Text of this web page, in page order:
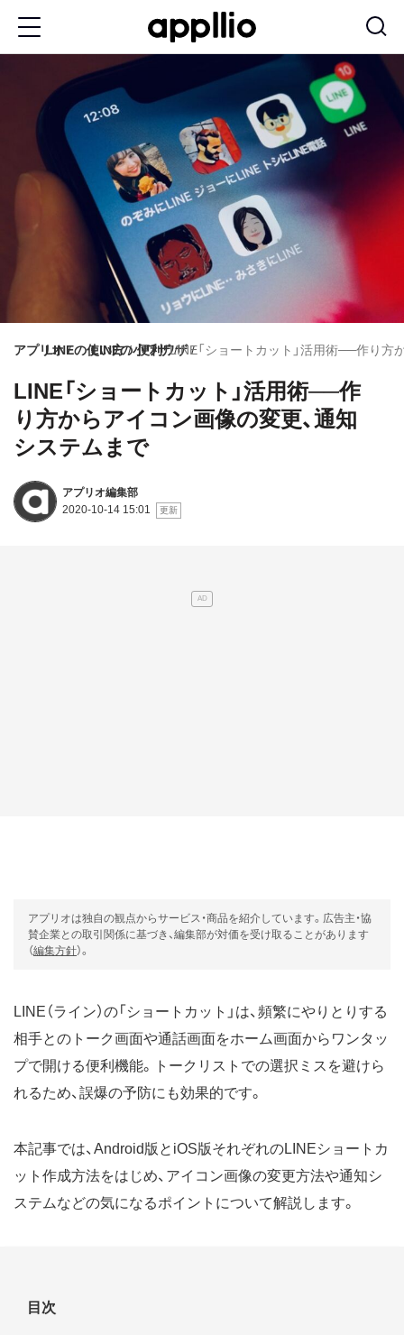
アプリオLINEの使い方LINEの小ワザ
便利ワザLINE「ショートカット」活用術──作り
LINE「ショートカット」活用術──作
り方からアイコン画像の変更、通知
システムまで
アプリオ編集部
2020-10-14 15:01
アプリオは独自の観点からサービス・商品を紹介しています。広告主・協
賛企業との取引関係に基づき、編集部が対価を受け取ることがあります
（編集方針）。
LINE（ライン）の「ショートカット」は、頻繁にやりとりする
相手とのトーク画面や通話画面をホーム画面からワンタッ
プで開ける便利機能。トークリストでの選択ミスを避けら
れるため、誤爆の予防にも効果的です。
本記事では、Android版とiOS版それぞれのLINEショートカ
ット作成方法をはじめ、アイコン画像の変更方法や通知シ
ステムなどの気になるポイントについて解説します。
目次